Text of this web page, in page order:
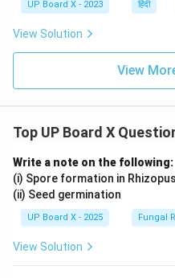
UP Board X - 2023 हिंदी
View Solution
View
Top UP Board X
Write a note on the following:
(i) Spore formation in Rhizopus
(ii) Seed germination
UP Board X - 2025 Fungal
View Solution